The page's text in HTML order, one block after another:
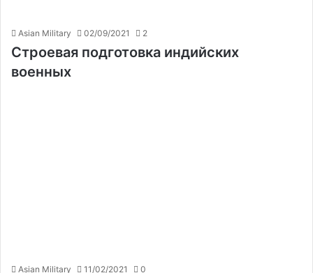
Asian Military 02/09/2021 2
Строевая подготовка индийских
военных
Asian Military 11/02/2021 0